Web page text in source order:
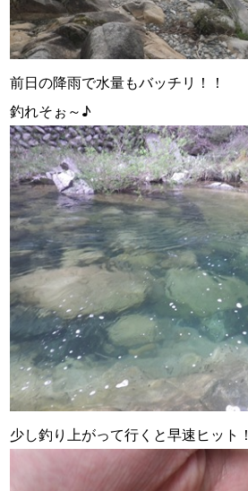
前日の降雨で水量もバッチリ！！
釣れそぉ～♪
少し釣り上がって行くと早速ヒット！